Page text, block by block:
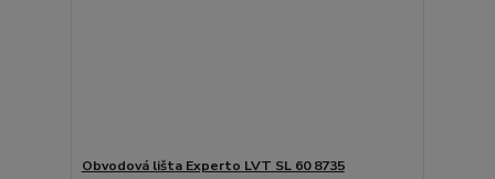
Obvodová lišta Experto LVT SL 60 8735